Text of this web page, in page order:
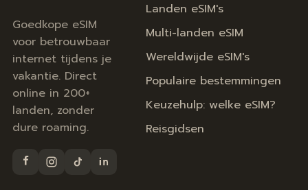
Goedkope eSIM
voor betrouwbaar
internet tijdens je
vakantie. Direct
online in 200+
landen, zonder
dure roaming.
Landen eSIM's
Multi-landen eSIM
Wereldwijde eSIM's
Populaire bestemmingen
Keuzehulp: welke eSIM?
Reisgidsen